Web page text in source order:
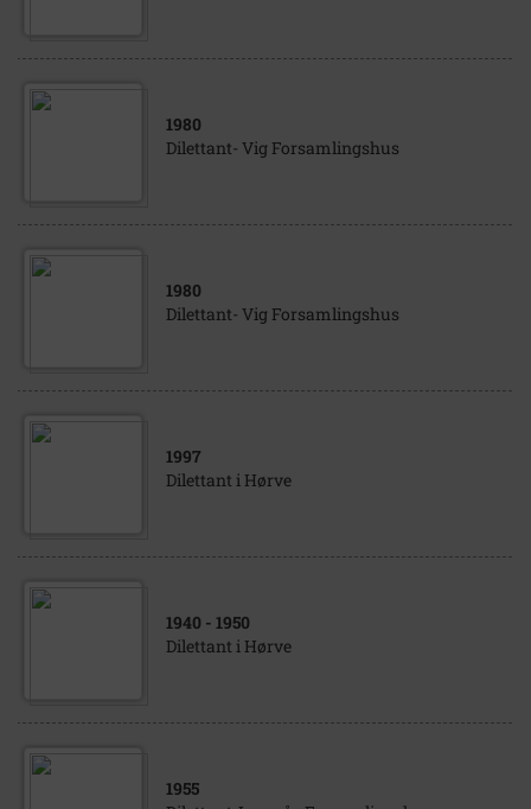
1980
Dilettant- Vig Forsamlingshus
1980
Dilettant- Vig Forsamlingshus
1997
Dilettant i Hørve
1940 - 1950
Dilettant i Hørve
1955